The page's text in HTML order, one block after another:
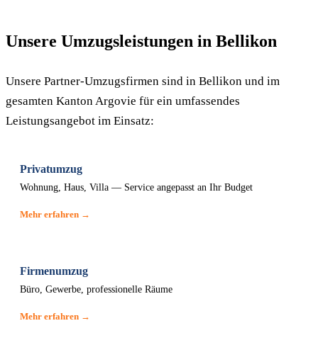
Unsere Umzugsleistungen in Bellikon
Unsere Partner-Umzugsfirmen sind in Bellikon und im
gesamten Kanton Argovie für ein umfassendes
Leistungsangebot im Einsatz:
Privatumzug
Wohnung, Haus, Villa — Service angepasst an Ihr Budget
Mehr erfahren →
Firmenumzug
Büro, Gewerbe, professionelle Räume
Mehr erfahren →